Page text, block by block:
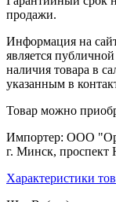
продажи.
Информация на
является
наличия товара в
указанным в
Товар можно
Импортер: ООО
г. Минск, проспект
Характеристики